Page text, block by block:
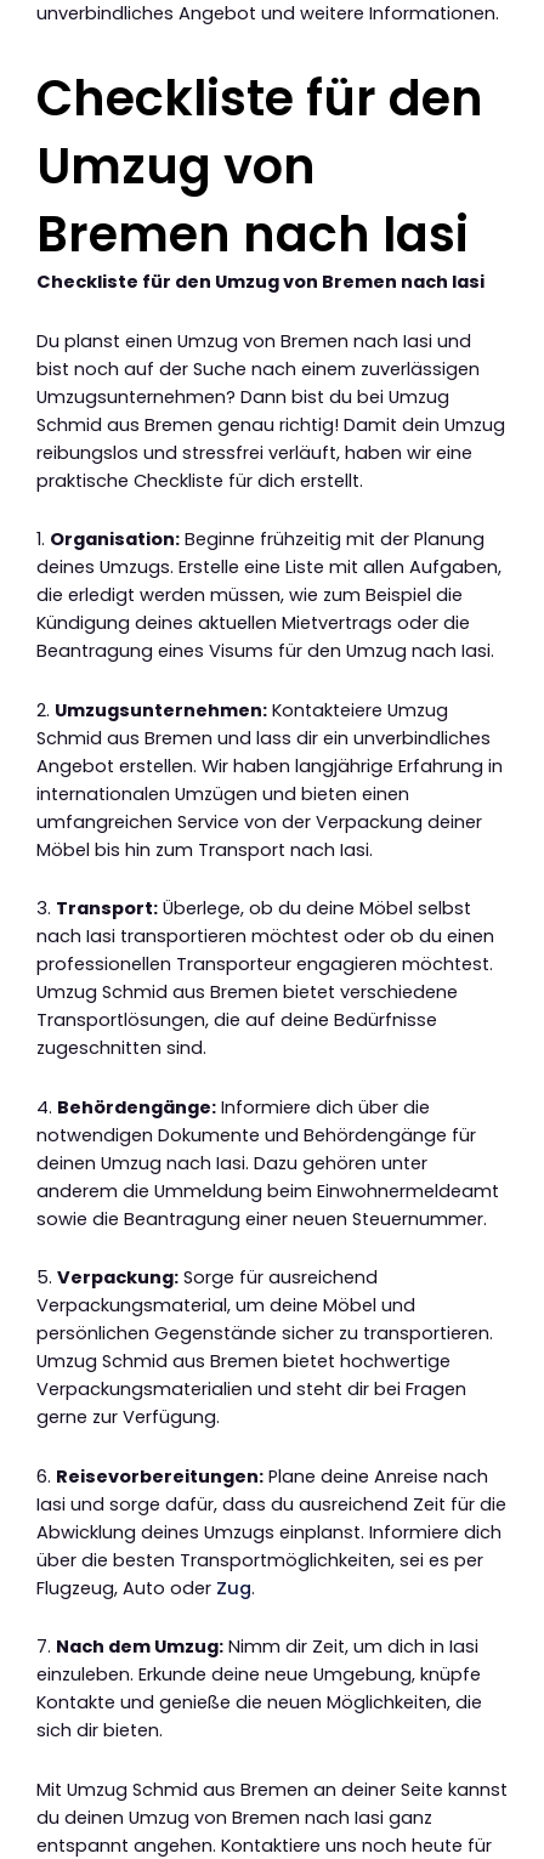
unverbindliches Angebot und weitere Informationen.
Checkliste für den
Umzug von
Bremen nach Iasi
Checkliste für den Umzug von Bremen nach Iasi
Du planst einen Umzug von Bremen nach Iasi und
bist noch auf der Suche nach einem zuverlässigen
Umzugsunternehmen? Dann bist du bei Umzug
Schmid aus Bremen genau richtig! Damit dein Umzug
reibungslos und stressfrei verläuft, haben wir eine
praktische Checkliste für dich erstellt.
1. Organisation: Beginne frühzeitig mit der Planung
deines Umzugs. Erstelle eine Liste mit allen Aufgaben,
die erledigt werden müssen, wie zum Beispiel die
Kündigung deines aktuellen Mietvertrags oder die
Beantragung eines Visums für den Umzug nach Iasi.
2. Umzugsunternehmen: Kontakteiere Umzug
Schmid aus Bremen und lass dir ein unverbindliches
Angebot erstellen. Wir haben langjährige Erfahrung in
internationalen Umzügen und bieten einen
umfangreichen Service von der Verpackung deiner
Möbel bis hin zum Transport nach Iasi.
3. Transport: Überlege, ob du deine Möbel selbst
nach Iasi transportieren möchtest oder ob du einen
professionellen Transporteur engagieren möchtest.
Umzug Schmid aus Bremen bietet verschiedene
Transportlösungen, die auf deine Bedürfnisse
zugeschnitten sind.
4. Behördengänge: Informiere dich über die
notwendigen Dokumente und Behördengänge für
deinen Umzug nach Iasi. Dazu gehören unter
anderem die Ummeldung beim Einwohnermeldeamt
sowie die Beantragung einer neuen Steuernummer.
5. Verpackung: Sorge für ausreichend
Verpackungsmaterial, um deine Möbel und
persönlichen Gegenstände sicher zu transportieren.
Umzug Schmid aus Bremen bietet hochwertige
Verpackungsmaterialien und steht dir bei Fragen
gerne zur Verfügung.
6. Reisevorbereitungen: Plane deine Anreise nach
Iasi und sorge dafür, dass du ausreichend Zeit für die
Abwicklung deines Umzugs einplanst. Informiere dich
über die besten Transportmöglichkeiten, sei es per
Flugzeug, Auto oder Zug.
7. Nach dem Umzug: Nimm dir Zeit, um dich in Iasi
einzuleben. Erkunde deine neue Umgebung, knüpfe
Kontakte und genieße die neuen Möglichkeiten, die
sich dir bieten.
Mit Umzug Schmid aus Bremen an deiner Seite kannst
du deinen Umzug von Bremen nach Iasi ganz
entspannt angehen. Kontaktiere uns noch heute für